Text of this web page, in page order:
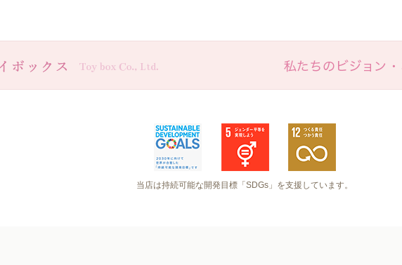
当店は持続可能な開発目標「SDGs」を支援しています。